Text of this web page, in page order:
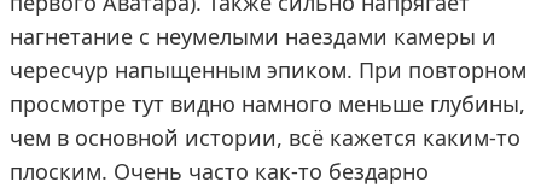
нагнетание с неумелыми наездами камеры и
чересчур напыщенным эпиком. При повторном
просмотре тут видно намного меньше глубины,
чем в основной истории, всё кажется каким-то
плоским. Очень часто как-то бездарно